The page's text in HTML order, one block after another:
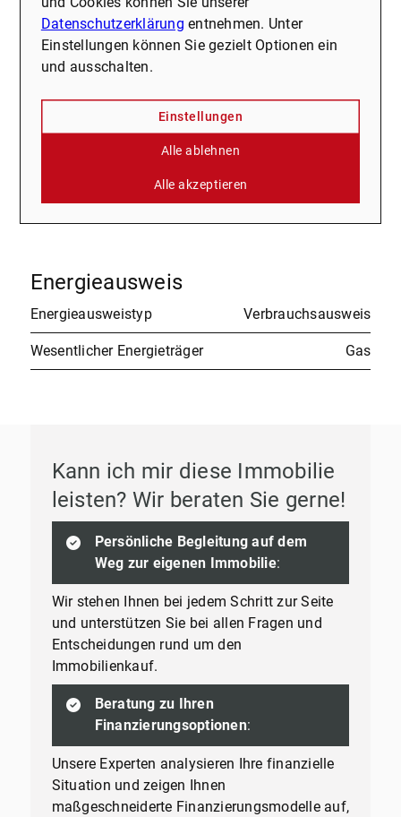
Außenprovision 3,57 % inkl. MwSt.
Provisionshinweis
% inkl. MwSt. vom Verkaufspreis
und wird vom Käufer bezahlt. Die
Provision ist mit notarieller
Beurkundung verdient und zur
Energieausweis
Energieausweistyp Verbrauchsausweis
Wesentlicher Energieträger Gas
Kann ich mir diese Immobilie
leisten? Wir beraten Sie gerne!
Persönliche Begleitung auf dem
Weg zur eigenen Immobilie:
Wir stehen Ihnen bei jedem Schritt zur Seite
und unterstützen Sie bei allen Fragen und
Entscheidungen rund um den
Immobilienkauf.
Beratung zu Ihren
Finanzierungsoptionen:
Unsere Experten analysieren Ihre finanzielle
Situation und zeigen Ihnen
maßgeschneiderte Finanzierungsmodelle auf,
Datenschutzerklärung entnehmen. Unter
Einstellungen können Sie gezielt Optionen ein
und ausschalten.
Einstellungen
Alle ablehnen
Alle akzeptieren